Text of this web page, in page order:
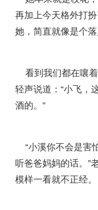
再加上今天格外打
她，简直就像是个落
看到我们都在嚷
轻声说道：“小飞，
酒的。”
“小溪你不会是害
听爸爸妈妈的话。”
模样一看就不正经。